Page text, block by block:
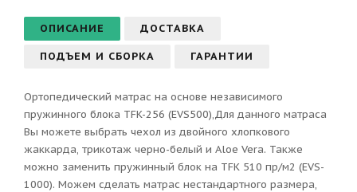
ОПИСАНИЕ ДОСТАВКА
ПОДЪЕМ И СБОРКА ГАРАНТИИ
Ортопедический матрас на основе независимого
пружинного блока TFK-256 (EVS500),Для данного матраса
Вы можете выбрать чехол из двойного хлопкового
жаккарда, трикотаж черно-белый и Aloe Vera. Также
можно заменить пружинный блок на TFK 510 пр/м2 (EVS-
1000). Можем сделать матрас нестандартного размера,